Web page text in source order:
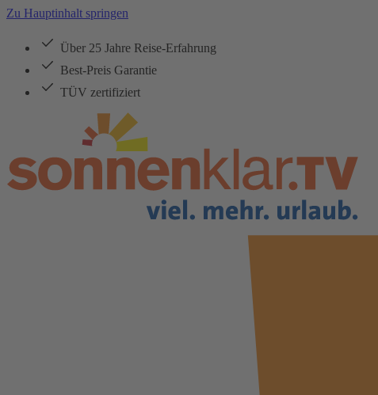
Zu Hauptinhalt springen
Über 25 Jahre Reise-Erfahrung
Best-Preis Garantie
TÜV zertifiziert